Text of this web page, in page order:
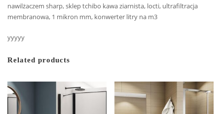
nawilżaczem sharp, sklep tchibo kawa ziarnista, locti, ultrafiltracja
membranowa, 1 mikron mm, konwerter litry na m3
yyyyy
Related products